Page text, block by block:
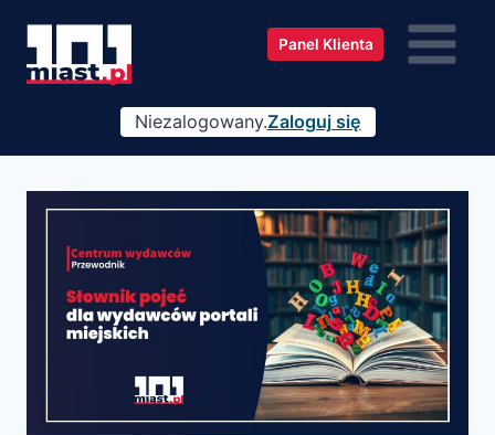
treści
Panel Klienta
Niezalogowany.Zaloguj się